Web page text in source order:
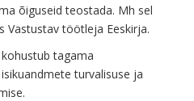
õiguseid teostada. Mh sel
Vastustav töötleja Eeskirja.
tagama
turvalisuse ja